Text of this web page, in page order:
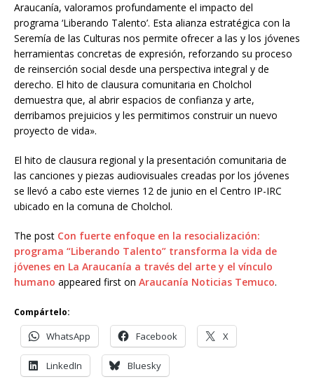
Araucanía, valoramos profundamente el impacto del
programa ‘Liberando Talento’. Esta alianza estratégica con la
Seremía de las Culturas nos permite ofrecer a las y los jóvenes
herramientas concretas de expresión, reforzando su proceso
de reinserción social desde una perspectiva integral y de
derecho. El hito de clausura comunitaria en Cholchol
demuestra que, al abrir espacios de confianza y arte,
derribamos prejuicios y les permitimos construir un nuevo
proyecto de vida».
El hito de clausura regional y la presentación comunitaria de
las canciones y piezas audiovisuales creadas por los jóvenes
se llevó a cabo este viernes 12 de junio en el Centro IP-IRC
ubicado en la comuna de Cholchol.
The post Con fuerte enfoque en la resocialización:
programa “Liberando Talento” transforma la vida de
jóvenes en La Araucanía a través del arte y el vínculo
humano appeared first on Araucanía Noticias Temuco.
Compártelo:
WhatsApp Facebook X
LinkedIn Bluesky